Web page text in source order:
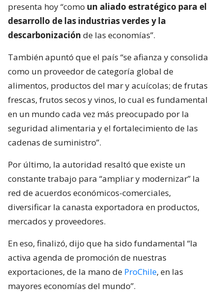
presenta hoy “como un aliado estratégico para el
desarrollo de las industrias verdes y la
descarbonización de las economías”.
También apuntó que el país “se afianza y consolida
como un proveedor de categoría global de
alimentos, productos del mar y acuícolas; de frutas
frescas, frutos secos y vinos, lo cual es fundamental
en un mundo cada vez más preocupado por la
seguridad alimentaria y el fortalecimiento de las
cadenas de suministro”.
Por último, la autoridad resaltó que existe un
constante trabajo para “ampliar y modernizar” la
red de acuerdos económicos-comerciales,
diversificar la canasta exportadora en productos,
mercados y proveedores.
En eso, finalizó, dijo que ha sido fundamental “la
activa agenda de promoción de nuestras
exportaciones, de la mano de ProChile, en las
mayores economías del mundo”.